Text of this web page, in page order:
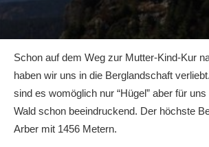
Schon auf dem Weg zur Mutter-Kind-Kur
haben wir uns in die Berglandschaft
sind es womöglich nur “Hügel” aber für
Wald schon beeindruckend. Der höchste
Arber mit 1456 Metern.